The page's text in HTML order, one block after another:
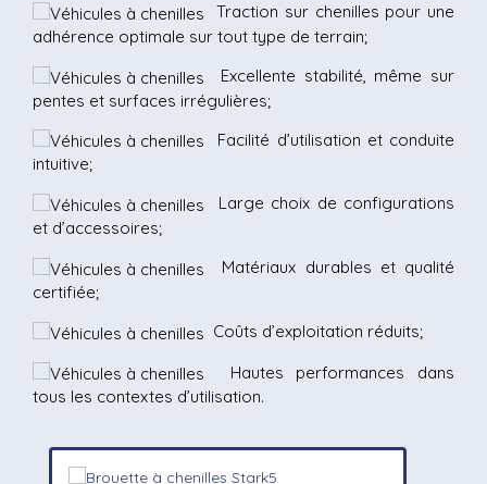
Traction sur chenilles pour une
adhérence optimale sur tout type de terrain;
Excellente stabilité, même sur
pentes et surfaces irrégulières;
Facilité d’utilisation et conduite
intuitive;
Large choix de configurations
et d’accessoires;
Matériaux durables et qualité
certifiée;
Coûts d’exploitation réduits;
Hautes performances dans
tous les contextes d’utilisation.